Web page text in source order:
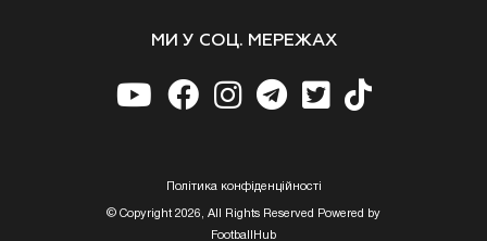
МИ У СОЦ. МЕРЕЖАХ
Полiтика конфiденцiйностi
© Copyright 2026, All Rights Reserved Powered by
FootballHub